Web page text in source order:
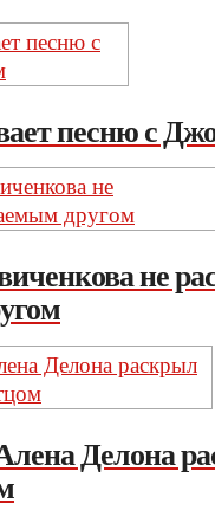
песню с
не
Делона